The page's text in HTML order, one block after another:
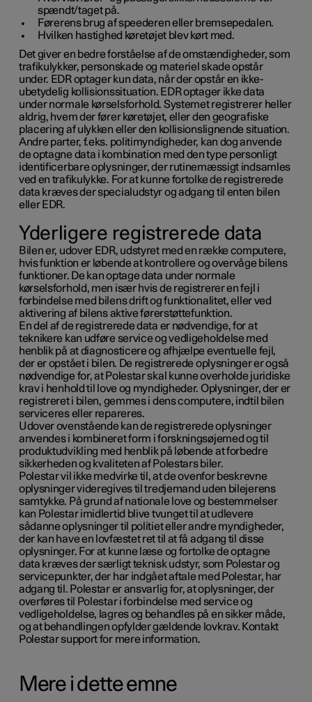
spændt/taget på.
Førerens brug af speederen eller bremsepedalen.
Hvilken hastighed køretøjet blev kørt med.
Det giver en bedre forståelse af de omstændigheder, som
trafikulykker, personskade og materiel skade opstår
under. EDR optager kun data, når der opstår en ikke-
ubetydelig kollisionssituation. EDR optager ikke data
under normale kørselsforhold. Systemet registrerer heller
aldrig, hvem der fører køretøjet, eller den geografiske
placering af ulykken eller den kollisionslignende situation.
Andre parter, f.eks. politimyndigheder, kan dog anvende
de optagne data i kombination med den type personligt
identificerbare oplysninger, der rutinemæssigt indsamles
ved en trafikulykke. For at kunne fortolke de registrerede
data kræves der specialudstyr og adgang til enten bilen
eller EDR.
Yderligere registrerede data
Bilen er, udover EDR, udstyret med en række computere,
hvis funktion er løbende at kontrollere og overvåge bilens
funktioner. De kan optage data under normale
kørselsforhold, men især hvis de registrerer en fejl i
forbindelse med bilens drift og funktionalitet, eller ved
aktivering af bilens aktive førerstøttefunktion.
En del af de registrerede data er nødvendige, for at
teknikere kan udføre service og vedligeholdelse med
henblik på at diagnosticere og afhjælpe eventuelle fejl,
der er opstået i bilen. De registrerede oplysninger er også
nødvendige for, at Polestar skal kunne overholde juridiske
krav i henhold til love og myndigheder. Oplysninger, der er
registreret i bilen, gemmes i dens computere, indtil bilen
serviceres eller repareres.
Udover ovenstående kan de registrerede oplysninger
anvendes i kombineret form i forskningsøjemed og til
produktudvikling med henblik på løbende at forbedre
sikkerheden og kvaliteten af Polestars biler.
Polestar vil ikke medvirke til, at de ovenfor beskrevne
oplysninger videregives til tredjemand uden bilejerens
samtykke. På grund af nationale love og bestemmelser
kan Polestar imidlertid blive tvunget til at udlevere
sådanne oplysninger til politiet eller andre myndigheder,
der kan have en lovfæstet ret til at få adgang til disse
oplysninger. For at kunne læse og fortolke de optagne
data kræves der særligt teknisk udstyr, som Polestar og
servicepunkter, der har indgået aftale med Polestar, har
adgang til. Polestar er ansvarlig for, at oplysninger, der
overføres til Polestar i forbindelse med service og
vedligeholdelse, lagres og behandles på en sikker måde,
og at behandlingen opfylder gældende lovkrav. Kontakt
Polestar support for mere information.
Mere i dette emne